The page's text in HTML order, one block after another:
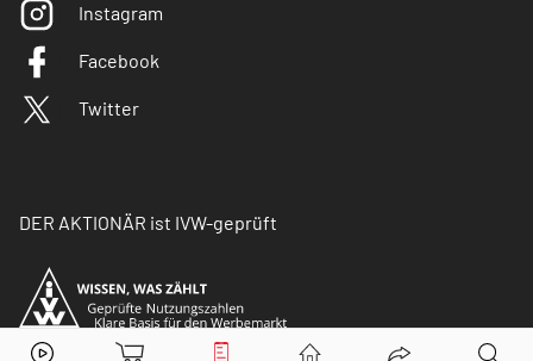
Instagram
Facebook
Twitter
DER AKTIONÄR ist IVW-geprüft